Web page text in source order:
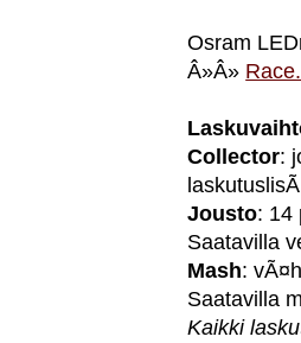
Osram
Â»Â»
Collector:
Jousto: 14
Saatavilla
Mash:
Saatavilla
Kaikki